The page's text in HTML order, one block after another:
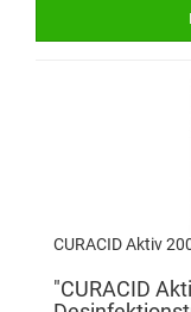
CURACID Aktiv
"CURACID